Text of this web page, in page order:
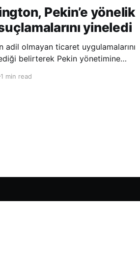
Pekin’e yönelik
yineledi
adil olmayan ticaret uygulamalarını
belirterek Pekin yönetimine
Çin’in fikri mülkiyet ve teknoloji
1 min read